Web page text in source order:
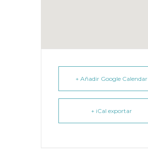
+ Añadir Google Calendar
+ iCal exportar